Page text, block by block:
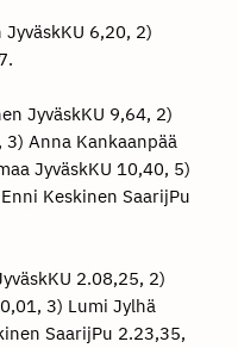
6,20, 2)
JyväskKU 9,64, 2)
3) Anna Kankaanpää
JyväskKU 10,40, 5)
Keskinen SaarijPu
2.08,25, 2)
3) Lumi Jylhä
SaarijPu 2.23,35,